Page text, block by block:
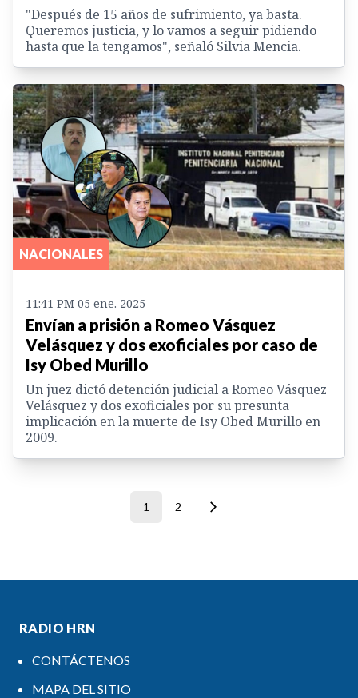
"Después de 15 años de sufrimiento, ya basta.
Queremos justicia, y lo vamos a seguir pidiendo
hasta que la tengamos", señaló Silvia Mencia.
NACIONALES
11:41 PM 05 ene. 2025
Envían a prisión a Romeo Vásquez
Velásquez y dos exoficiales por caso de
Isy Obed Murillo
Un juez dictó detención judicial a Romeo Vásquez
Velásquez y dos exoficiales por su presunta
implicación en la muerte de Isy Obed Murillo en
2009.
1 2
RADIO HRN
CONTÁCTENOS
MAPA DEL SITIO